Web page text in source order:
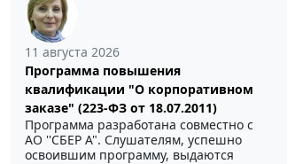
11 августа 2026
Программа повышения
квалификации "О корпоративном
заказе" (223-ФЗ от 18.07.2011)
Программа разработана совместно с
АО ''СБЕР А". Слушателям, успешно
освоившим программу, выдаются